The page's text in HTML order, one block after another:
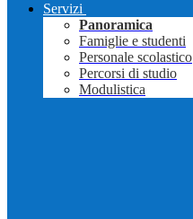
Servizi
Panoramica
Famiglie e studenti
Personale scolastico
Percorsi di studio
Modulistica